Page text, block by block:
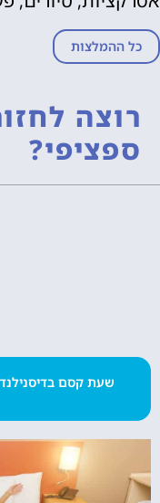
כל ההמלצות
רוצה
ספציפי?
שעת קסם